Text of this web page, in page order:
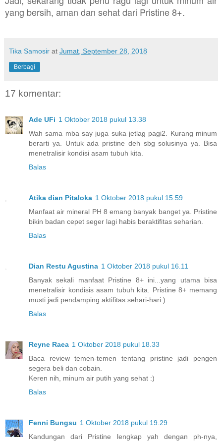
yang bersih, aman dan sehat dari Pristine 8+.
Tika Samosir at Jumat, September 28, 2018
Berbagi
17 komentar:
Ade UFi 1 Oktober 2018 pukul 13.38
Wah sama mba say juga suka jetlag pagi2. Kurang minum
berarti ya. Untuk ada pristine deh sbg solusinya ya. Bisa
menetralisir kondisi asam tubuh kita.
Balas
Atika dian Pitaloka 1 Oktober 2018 pukul 15.59
Manfaat air mineral PH 8 emang banyak banget ya. Pristine
bikin badan cepet seger lagi habis beraktifitas seharian.
Balas
Dian Restu Agustina 1 Oktober 2018 pukul 16.11
Banyak sekali manfaat Pristine 8+ ini...yang utama bisa
menetralisir kondisis asam tubuh kita. Pristine 8+ memang
musti jadi pendamping aktifitas sehari-hari:)
Balas
Reyne Raea 1 Oktober 2018 pukul 18.33
Baca review temen-temen tentang pristine jadi pengen
segera beli dan cobain.
Keren nih, minum air putih yang sehat :)
Balas
Fenni Bungsu 1 Oktober 2018 pukul 19.29
Kandungan dari Pristine lengkap yah dengan ph-nya,